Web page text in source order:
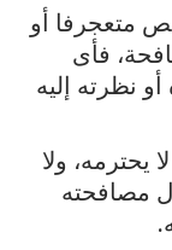
متعجرفا أو
فأى
نظرته إليه
يحترمه، ولا
مصافحته